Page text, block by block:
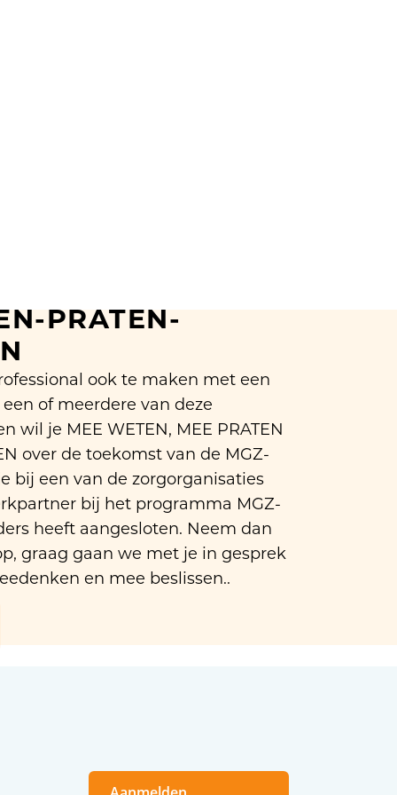
PRATEN-
ook te maken met een
of meerdere van deze
wil je MEE WETEN, MEE PRATEN
over de toekomst van de MGZ-
bij een van de zorgorganisaties
bij het programma MGZ-
heeft aangesloten. Neem dan
graag gaan we met je in gesprek
en mee beslissen..